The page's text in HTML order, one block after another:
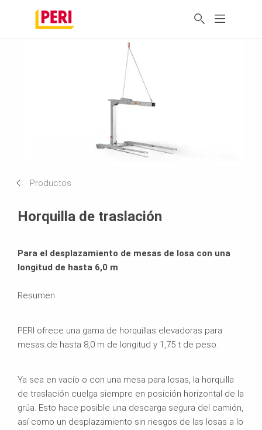
Productos
Horquilla de traslación
Para el desplazamiento de mesas de losa con una
longitud de hasta 6,0 m
Resumen
PERI ofrece una gama de horquillas elevadoras para
mesas de hasta 8,0 m de longitud y 1,75 t de peso.
Ya sea en vacío o con una mesa para losas, la horquilla
de traslación cuelga siempre en posición horizontal de la
grúa. Esto hace posible una descarga segura del camión,
así como un desplazamiento sin riesgos de las losas a lo